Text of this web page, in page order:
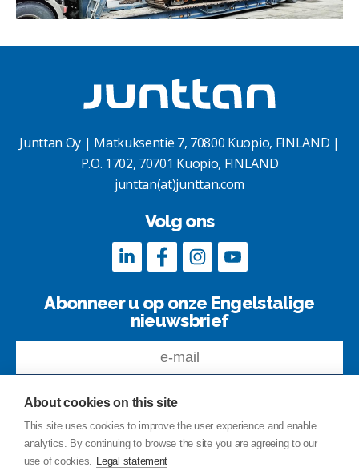
Junttan Oy | Matkuksentie 7, 70800 Kuopio, FINLAND |
P.O. 1702, 70701 Kuopio, FINLAND
junttan(at)junttan.com
Volg ons
Abonneer u op onze Engelstalige
nieuwsbrief
Feedback
About cookies on this site
This site uses cookies to improve the user experience and enable
analytics. By continuing to browse the site you are agreeing to our
use of cookies. Legal statement